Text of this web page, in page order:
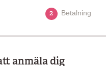
2 Betalning
anmäla dig